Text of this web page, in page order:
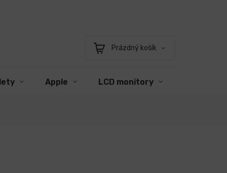
Nákupní
Prázdný košík
Apple LCD monitory